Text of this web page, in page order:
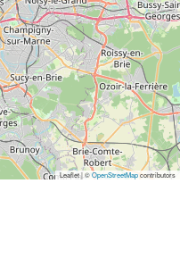
Leaflet | ©OpenStreetMapcontributors